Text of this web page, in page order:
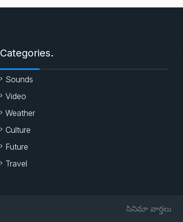
Categories.
Sounds
Video
Weather
Culture
Future
Travel
సినిమా వార్తలు